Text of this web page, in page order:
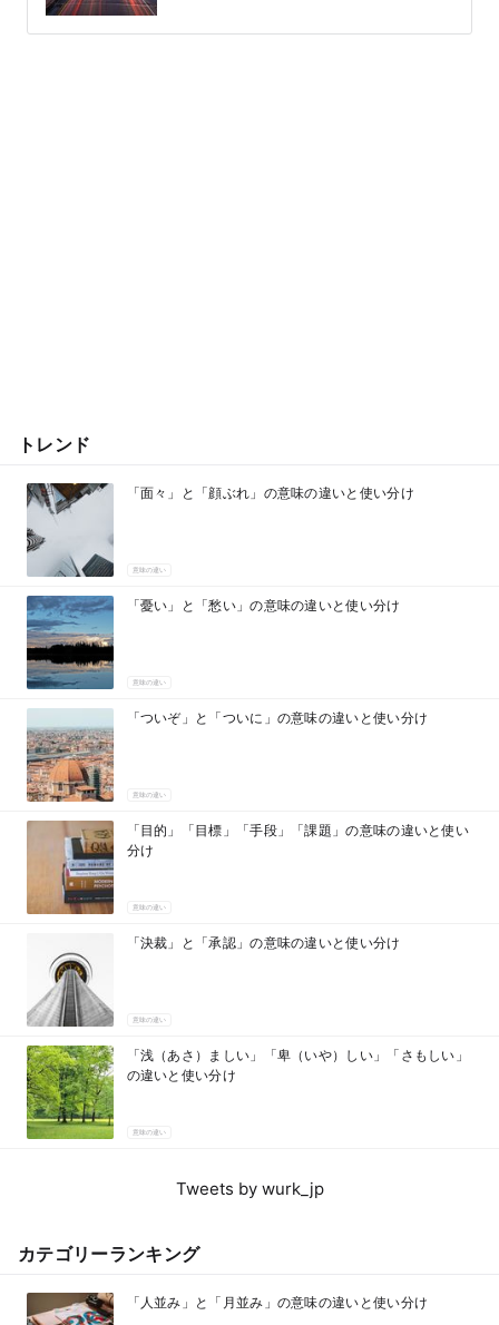
トレンド
「面々」と「顔ぶれ」の意味の違いと使い分け
意味の違い
「憂い」と「愁い」の意味の違いと使い分け
意味の違い
「ついぞ」と「ついに」の意味の違いと使い分け
意味の違い
「目的」「目標」「手段」「課題」の意味の違いと使い
分け
意味の違い
「決裁」と「承認」の意味の違いと使い分け
意味の違い
「浅（あさ）ましい」「卑（いや）しい」「さもしい」
の違いと使い分け
意味の違い
Tweets by wurk_jp
カテゴリーランキング
「人並み」と「月並み」の意味の違いと使い分け